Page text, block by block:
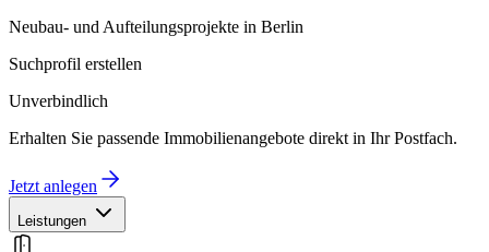
Neubau- und Aufteilungsprojekte in Berlin
Suchprofil erstellen
Unverbindlich
Erhalten Sie passende Immobilienangebote direkt in Ihr Postfach.
Jetzt anlegen
Leistungen